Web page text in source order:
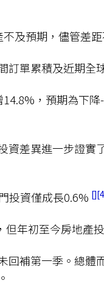
及預期，儘管差距
單累積及近期全
，預期為下降
資差異進一步證實
投資僅成長0.6%
4
年初至今房地產
回補第一季。總體